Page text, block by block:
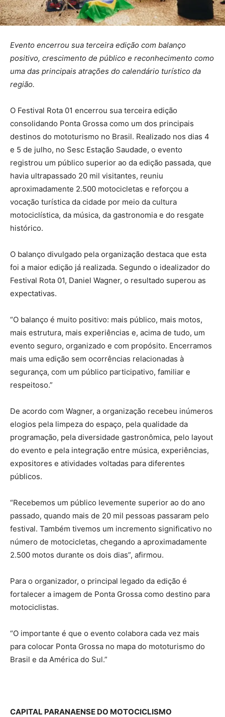
Evento encerrou sua terceira edição com balanço
positivo, crescimento de público e reconhecimento como
uma das principais atrações do calendário turístico da
região.
O Festival Rota 01 encerrou sua terceira edição
consolidando Ponta Grossa como um dos principais
destinos do mototurismo no Brasil. Realizado nos dias 4
e 5 de julho, no Sesc Estação Saudade, o evento
registrou um público superior ao da edição passada, que
havia ultrapassado 20 mil visitantes, reuniu
aproximadamente 2.500 motocicletas e reforçou a
vocação turística da cidade por meio da cultura
motociclística, da música, da gastronomia e do resgate
histórico.
O balanço divulgado pela organização destaca que esta
foi a maior edição já realizada. Segundo o idealizador do
Festival Rota 01, Daniel Wagner, o resultado superou as
expectativas.
“O balanço é muito positivo: mais público, mais motos,
mais estrutura, mais experiências e, acima de tudo, um
evento seguro, organizado e com propósito. Encerramos
mais uma edição sem ocorrências relacionadas à
segurança, com um público participativo, familiar e
respeitoso.”
De acordo com Wagner, a organização recebeu inúmeros
elogios pela limpeza do espaço, pela qualidade da
programação, pela diversidade gastronômica, pelo layout
do evento e pela integração entre música, experiências,
expositores e atividades voltadas para diferentes
públicos.
“Recebemos um público levemente superior ao do ano
passado, quando mais de 20 mil pessoas passaram pelo
festival. Também tivemos um incremento significativo no
número de motocicletas, chegando a aproximadamente
2.500 motos durante os dois dias”, afirmou.
Para o organizador, o principal legado da edição é
fortalecer a imagem de Ponta Grossa como destino para
motociclistas.
“O importante é que o evento colabora cada vez mais
para colocar Ponta Grossa no mapa do mototurismo do
Brasil e da América do Sul.”
CAPITAL PARANAENSE DO MOTOCICLISMO